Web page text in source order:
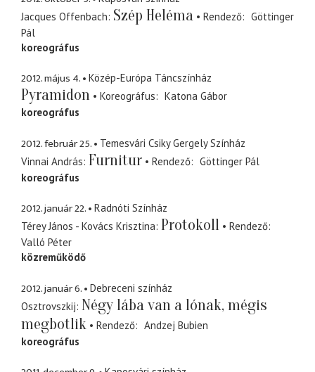
Jacques Offenbach Szép Heléma Rendező
Göttinger
Pál
koreográfus
2012. május 4. Közép-Európa Táncszínház
Pyramidon Koreográfus
Katona Gábor
koreográfus
2012. február 25.
Temesvári Csiky Gergely Színház
Vinnai András Furnitur Rendező
Göttinger Pál
koreográfus
2012. január 22.
Radnóti Színház
Térey János - Kovács Krisztina Protokoll
Rendező
Valló Péter
közreműködő
2012. január 6.
Debreceni színház
Osztrovszkij Négy lába van a lónak, mégis
megbotlik
Rendező
Andzej Bubien
koreográfus